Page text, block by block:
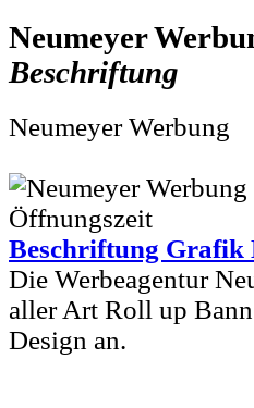
Neumeyer
Beschriftung
Neumeyer Werbung
Beschriftung Grafik
Die Werbeagentur
aller Art Roll up
Design an.